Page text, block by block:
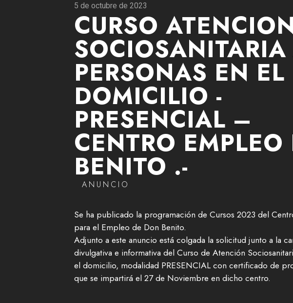
5 de octubre de 2023
CURSO ATENCION
PERSONAS EN EL
DOMICILIO -
PRESENCIAL –
CENTRO EMPLEO
BENITO .-
ANUNCIO
Se ha publicado la programación de Cursos 2023 del
para el Empleo de Don Benito.
Adjunto a este anuncio está colgada la solicitud junto a la
divulgativa e informativa del Curso de Atención
el domicilio, modalidad PRESENCIAL con certificado de
que se impartirá el 27 de Noviembre en dicho centro.